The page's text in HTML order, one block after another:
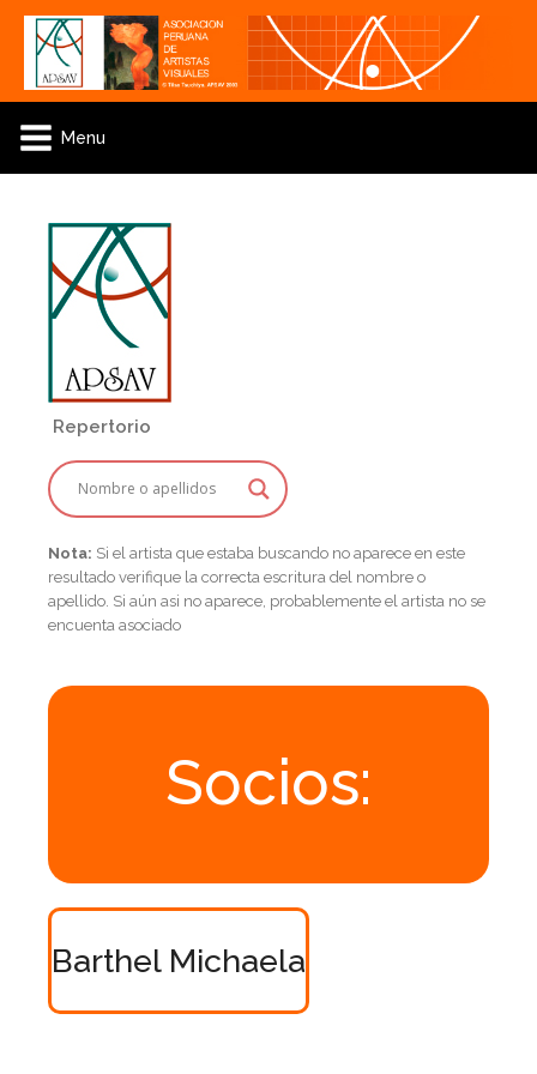
Menu
Repertorio
Nota: Si el artista que estaba buscando no aparece en este
resultado verifique la correcta escritura del nombre o
apellido. Si aún asi no aparece, probablemente el artista no se
encuenta asociado
Socios:
Barthel Michaela